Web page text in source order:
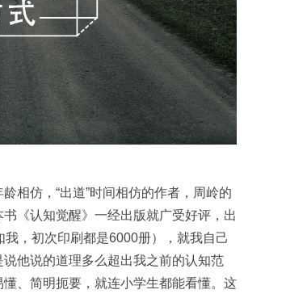
相仿，“出道”时间相仿的作者，周岭的
《认知觉醒》一经出版就广受好评，出
，初次印刷都是6000册），就我自己
他说的道理多么超出我之前的认知范
、简明扼要，就连小学生都能看懂。这